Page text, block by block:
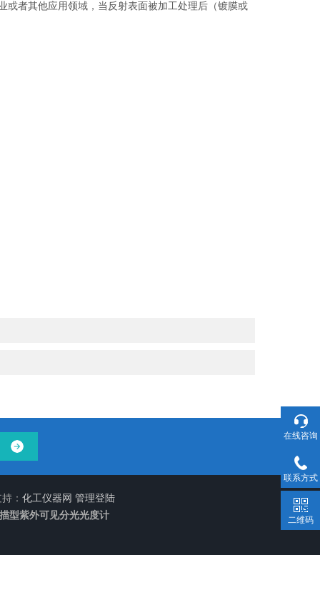
者其他应用领域，当反射表面被加工处理后（镀膜或
： 化工仪器网 管理登陆
型紫外可见分光光度计
在线咨询
联系方式
二维码